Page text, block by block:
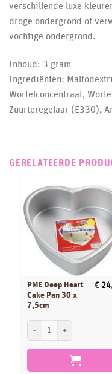
verschillende luxe
droge ondergrond of
vochtige ondergrond.
Inhoud: 3 gram
Ingrediënten:
Wortelconcentraat,
Zuurteregelaar (E330),
GERELATEERDE
PME Deep Heart
Cake Pan 30 x
7,5cm
€
PME Deep Heart Cake Pan